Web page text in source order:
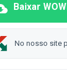
Baixar
No nosso site